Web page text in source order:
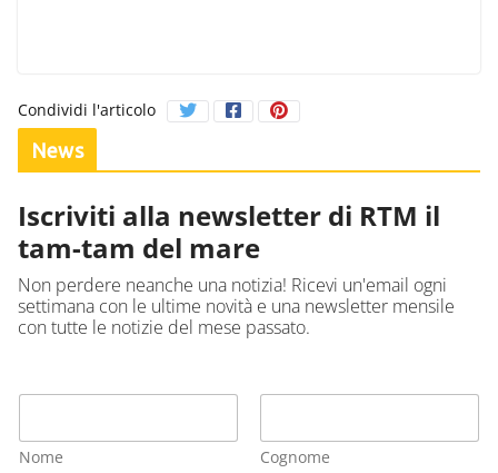
Condividi l'articolo
News
Iscriviti alla newsletter di RTM il
tam-tam del mare
Non perdere neanche una notizia! Ricevi un'email ogni
settimana con le ultime novità e una newsletter mensile
con tutte le notizie del mese passato.
Nome Cognome